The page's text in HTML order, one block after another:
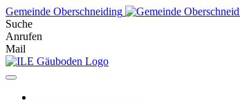
Skip
to
content
Gemeinde Oberschneiding
Suche
Anrufen
Mail